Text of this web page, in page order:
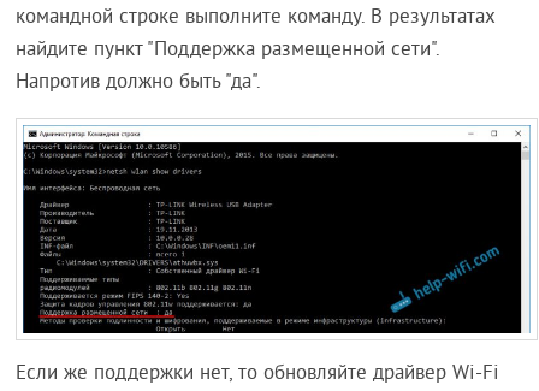
командной строке выполните команду. В результатах
найдите пункт "Поддержка размещенной сети".
Напротив должно быть "да".
Если же поддержки нет, то обновляйте драйвер Wi-Fi